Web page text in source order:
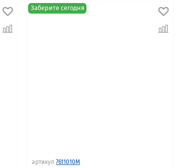
Заберите сегодня
артикул 7611010M